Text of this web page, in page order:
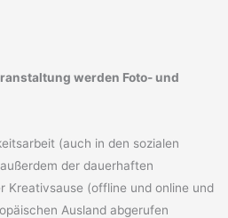
werden Foto- und
(auch in den sozialen
der dauerhaften
Kreativsause (offline und online und
Ausland abgerufen